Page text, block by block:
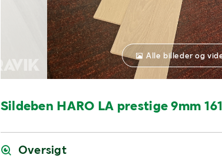
Alle billeder og
Sildeben HARO LA prestige 9mm
Oversigt